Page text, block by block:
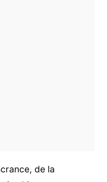
de la